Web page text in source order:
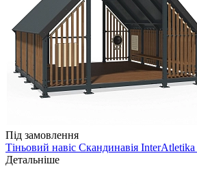
Під замовлення
Тіньовий навіс Скандинавія
Детальніше